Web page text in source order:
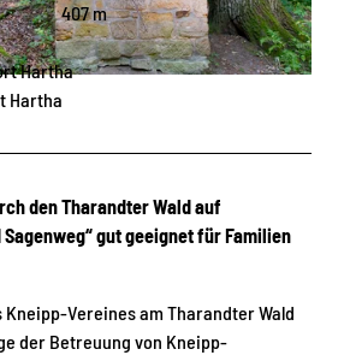
407 m
Hartha
Hartha
den Tharandter Wald auf
Sagenweg“ gut geeignet für Familien
Kneipp-Vereines am Tharandter Wald
der Betreuung von Kneipp-